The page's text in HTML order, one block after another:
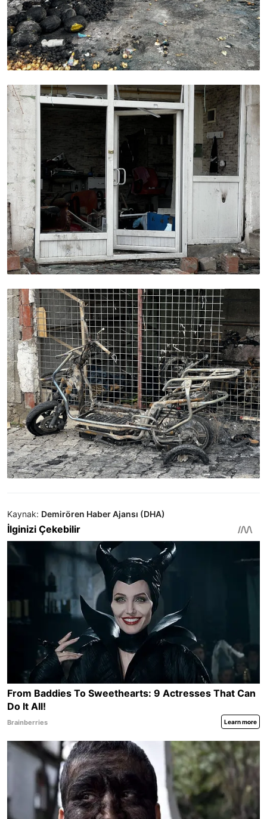
Kaynak: Demirören Haber Ajansı (DHA)